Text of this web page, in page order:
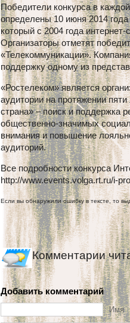
Победители конкурса в
определены 10 июня 2014
который с 2004 года
Организаторы отметят
«Телекоммуникации».
поддержку одному из
«Ростелеком» является
аудитории на протяжении
страна» – поиск и поддержка
общественно-значимых
внимания и повышение
аудиторий.
Все подробности конкурса
http://www.events.volga.rt.ru/i-
Если вы обнаружили ошибку в тексте, то
Комментарии
Добавить комментарий
Имя